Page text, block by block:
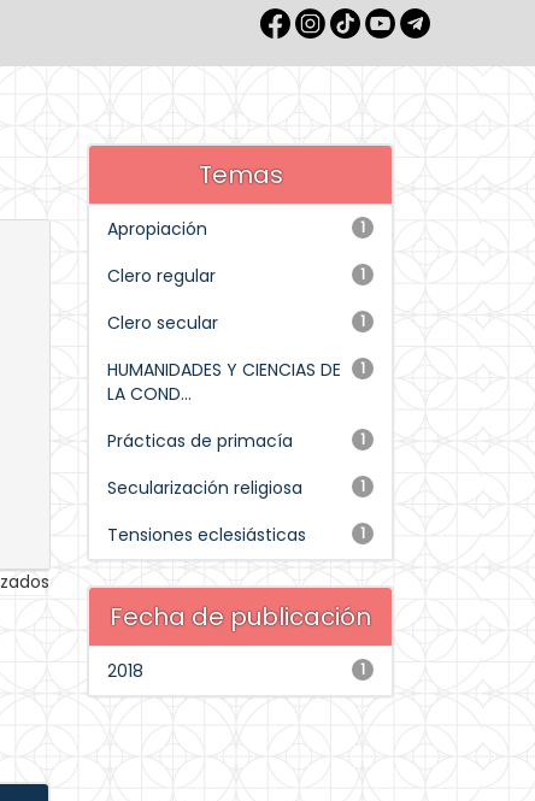
Temas
1
Apropiación
1
Clero regular
1
Clero secular
1
HUMANIDADES Y CIENCIAS DE
LA COND...
1
Prácticas de primacía
1
Secularización religiosa
1
Tensiones eclesiásticas
Fecha de publicación
1
2018